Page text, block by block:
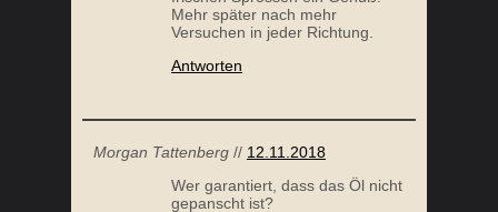
Mehr später nach mehr
Versuchen in jeder Richtung.
Antworten
Morgan Tattenberg // 12.11.2018
Wer garantiert, dass das Öl nicht
gepanscht ist?